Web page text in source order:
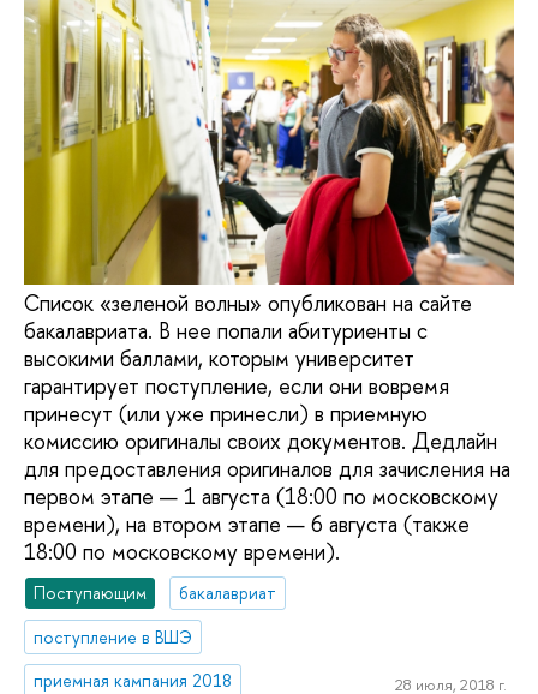
Список «зеленой волны» опубликован на сайте
бакалавриата. В нее попали абитуриенты с
высокими баллами, которым университет
гарантирует поступление, если они вовремя
принесут (или уже принесли) в приемную
комиссию оригиналы своих документов. Дедлайн
для предоставления оригиналов для зачисления на
первом этапе — 1 августа (18:00 по московскому
времени), на втором этапе — 6 августа (также
18:00 по московскому времени).
Поступающим
бакалавриат
поступление в ВШЭ
приемная кампания 2018
28 июля, 2018 г.